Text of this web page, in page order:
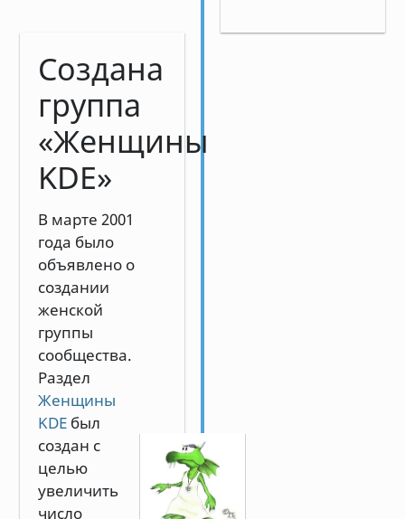
Создана
группа
«Женщины
KDE»
В марте 2001
года было
объявлено о
создании
женской
группы
сообщества.
Раздел
Женщины
KDE был
создан с
целью
увеличить
число